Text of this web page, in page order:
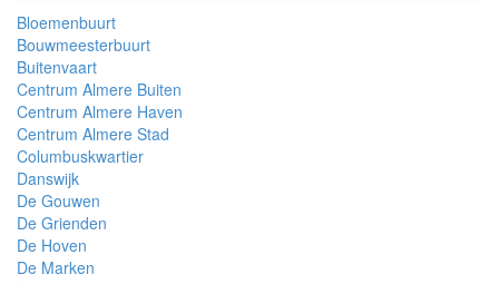
Bloemenbuurt
Bouwmeesterbuurt
Buitenvaart
Centrum Almere Buiten
Centrum Almere Haven
Centrum Almere Stad
Columbuskwartier
Danswijk
De Gouwen
De Grienden
De Hoven
De Marken